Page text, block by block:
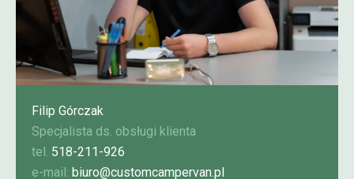
Filip Górczak
Specjalista ds. obsługi klienta
tel. 518-211-926
e-mail: biuro@customcampervan.pl